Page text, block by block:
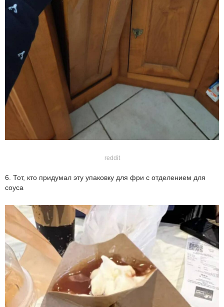
reddit
6. Тот, кто придумал эту упаковку для фри с отделением для
соуса